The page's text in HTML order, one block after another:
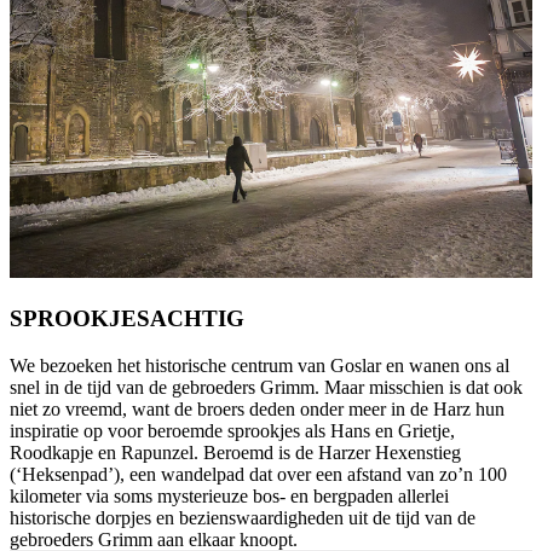
SPROOKJESACHTIG
We bezoeken het historische centrum van Goslar en wanen ons al
snel in de tijd van de gebroeders Grimm. Maar misschien is dat ook
niet zo vreemd, want de broers deden onder meer in de Harz hun
inspiratie op voor beroemde sprookjes als Hans en Grietje,
Roodkapje en Rapunzel. Beroemd is de Harzer Hexenstieg
(‘Heksenpad’), een wandelpad dat over een afstand van zo’n 100
kilometer via soms mysterieuze bos- en bergpaden allerlei
historische dorpjes en bezienswaardigheden uit de tijd van de
gebroeders Grimm aan elkaar knoopt.